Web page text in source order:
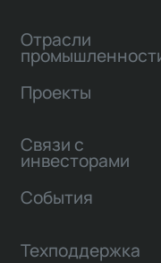
Отрасли
Проекты
Связи с
инвесторами
События
Техподдержка